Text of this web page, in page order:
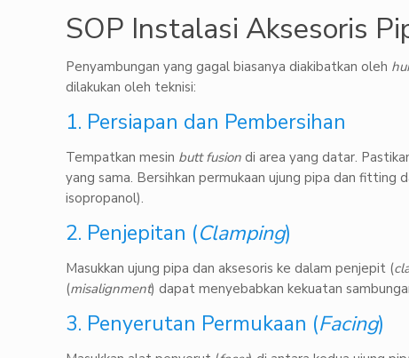
SOP Instalasi Aksesoris
Penyambungan yang gagal biasanya diakibatkan oleh
dilakukan oleh teknisi:
1. Persiapan dan Pembersihan
Tempatkan mesin butt fusion di area yang datar.
yang sama. Bersihkan permukaan ujung pipa dan fitting
isopropanol).
2. Penjepitan (Clamping)
Masukkan ujung pipa dan aksesoris ke dalam penjepit (
(misalignment) dapat menyebabkan kekuatan
3. Penyerutan Permukaan (Facing)